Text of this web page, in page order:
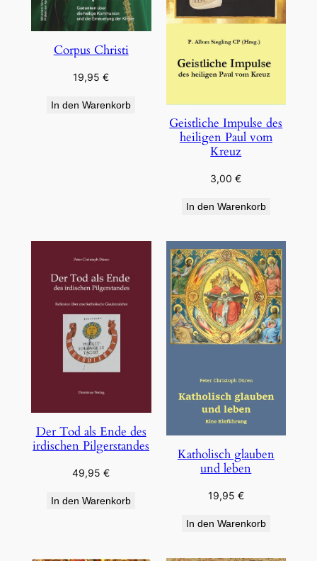
Corpus Christi
19,95€
In den Warenkorb
Geistliche Impulse des
heiligen Paul vom
Kreuz
3,00€
In den Warenkorb
Der Tod als Ende des
irdischen Pilgerstandes
49,95€
In den Warenkorb
Katholisch glauben
und leben
19,95 €
In den Warenkorb